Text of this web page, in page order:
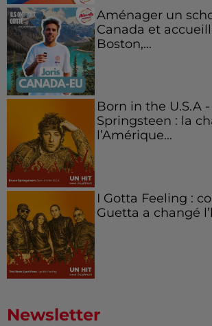
Aménager un
Canada et
Boston,...
Born in the U.S.A
Springsteen : la
l’Amérique...
I Gotta Feeling :
Guetta a changé
Newsletter